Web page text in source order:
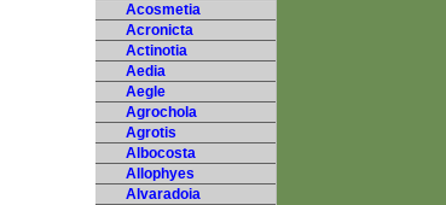
Acosmetia
Acronicta
Actinotia
Aedia
Aegle
Agrochola
Agrotis
Albocosta
Allophyes
Alvaradoia